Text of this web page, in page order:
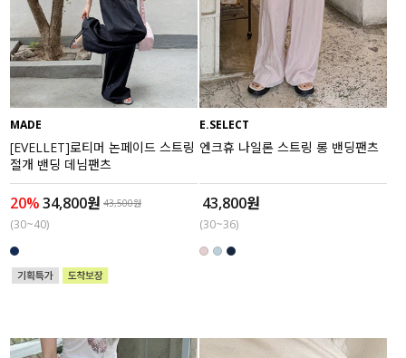
MADE
[EVELLET]로티머 논페이드 스트링
절개 밴딩 데님팬츠
20%34,800원 43,500원
(30~40)
E.SELECT
엔크휴 나일론 스트링 롱 밴딩팬츠
43,800원
(30~36)